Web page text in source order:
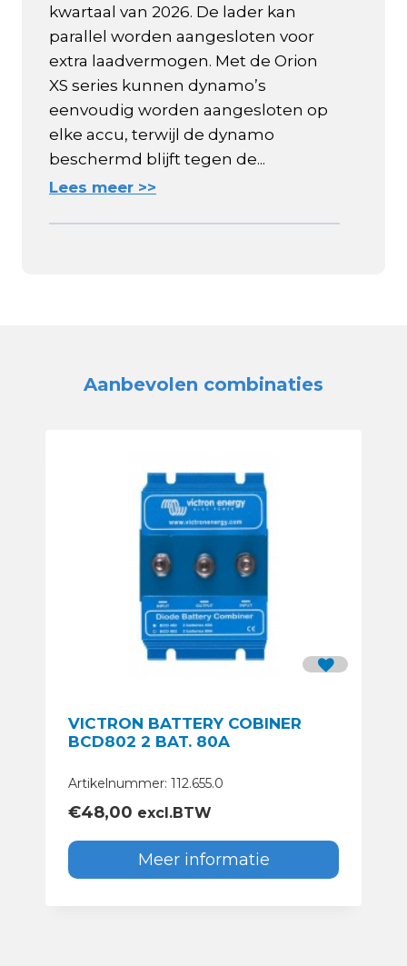
kwartaal van 2026. De lader kan
parallel worden aangesloten voor
extra laadvermogen. Met de Orion
XS series kunnen dynamo’s
eenvoudig worden aangesloten op
elke accu, terwijl de dynamo
beschermd blijft tegen de...
Lees meer >>
Aanbevolen combinaties
VICTRON BATTERY COBINER
BCD802 2 BAT. 80A
Artikelnummer: 112.655.0
€48,00 excl.BTW
Meer informatie